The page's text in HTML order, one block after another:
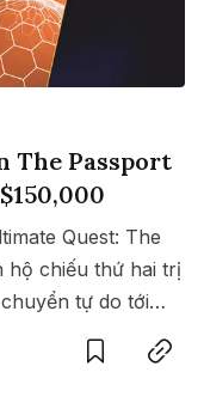
The Passport
Quest: The
hộ chiếu thứ hai trị
tự do tới
SaveCopy link